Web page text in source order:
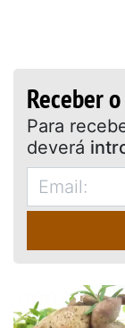
Receber
deverá